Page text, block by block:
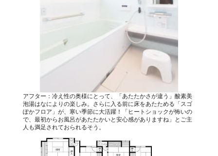
アフター：冷え性の奥様にとって、「あたたかさが違う」酸素美
泡湯はなによりの楽しみ。さらに入る前に床をあたためる「スゴ
ぽかフロア」が、寒い季節に大活躍！「ヒートショックが怖いの
で、最初からお風呂があたたかいと安心感がありますね」とご主
人も満足されておられるそう。